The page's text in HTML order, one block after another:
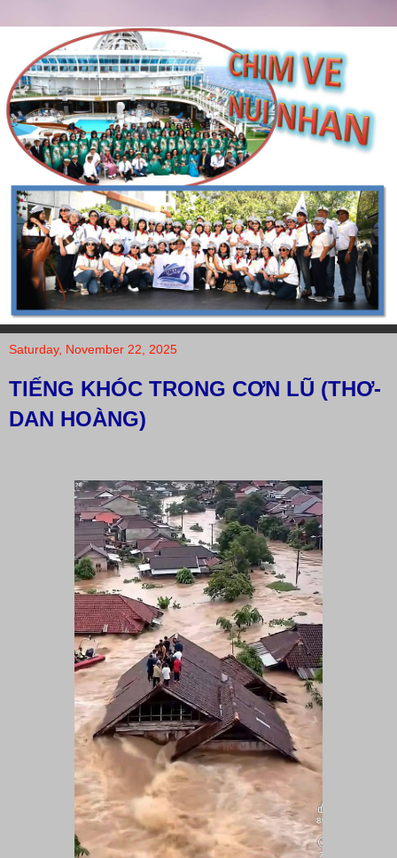
Saturday, November 22, 2025
TIẾNG KHÓC TRONG CƠN LŨ (THƠ-
DAN HOÀNG)